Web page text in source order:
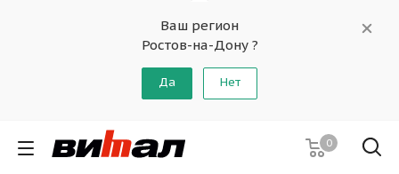
Ваш регион
Ростов-на-Дону ?
Да Нет
0